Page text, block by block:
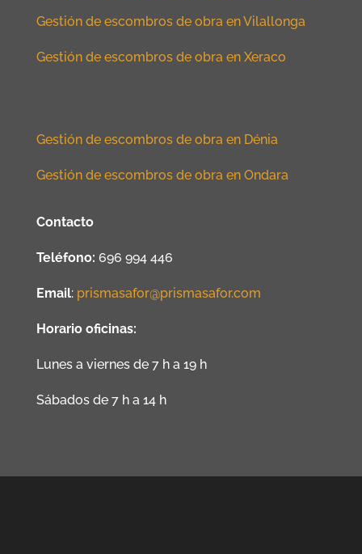
Gestión de escombros de obra en Vilallonga
Gestión de escombros de obra en Xeraco
Gestión de escombros de obra en Dénia
Gestión de escombros de obra en Ondara
Contacto
Teléfono: 696 994 446
Email: prismasafor@prismasafor.com
Horario oficinas:
Lunes a viernes de 7 h a 19 h
Sábados de 7 h a 14 h